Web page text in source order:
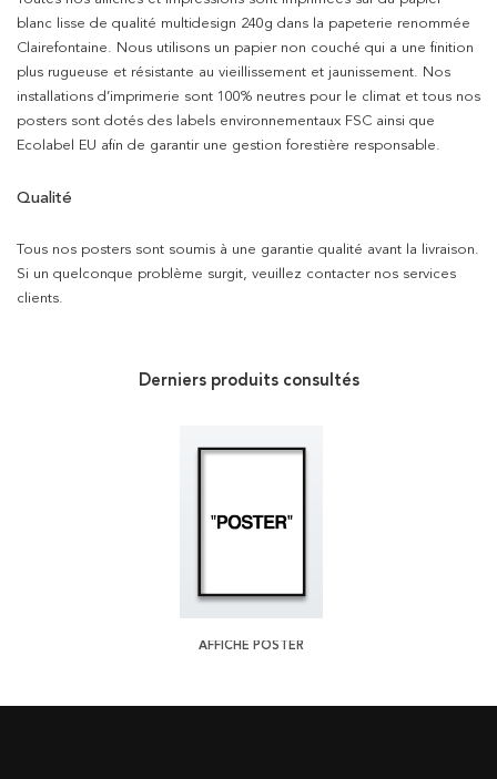
blanc lisse de qualité multidesign 240g dans la papeterie renommée
Clairefontaine. Nous utilisons un papier non couché qui a une finition
plus rugueuse et résistante au vieillissement et jaunissement. Nos
installations d’imprimerie sont 100% neutres pour le climat et tous nos
posters sont dotés des labels environnementaux FSC ainsi que
Ecolabel EU afin de garantir une gestion forestière responsable.
Qualité
Tous nos posters sont soumis à une garantie qualité avant la livraison.
Si un quelconque problème surgit, veuillez contacter nos services
clients.
Derniers produits consultés
AFFICHE POSTER